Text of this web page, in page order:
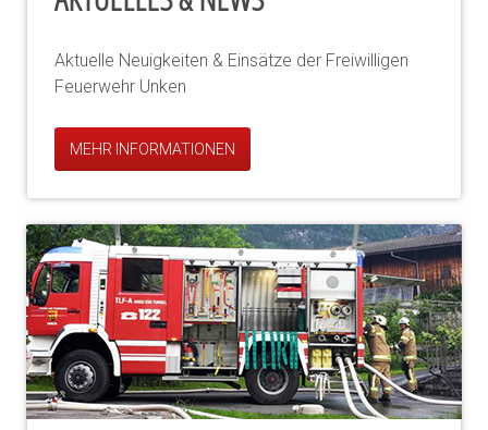
Aktuelle Neuigkeiten & Einsätze der Freiwilligen
Feuerwehr Unken
MEHR INFORMATIONEN